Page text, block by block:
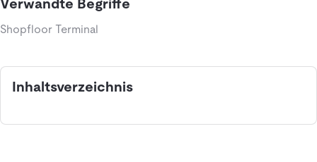
Verwandte Begriffe
Shopfloor Terminal
Inhaltsverzeichnis